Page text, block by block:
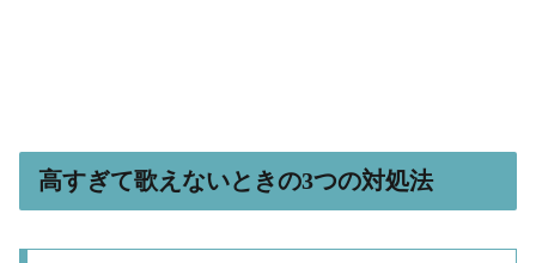
高すぎて歌えないときの3つの対処法